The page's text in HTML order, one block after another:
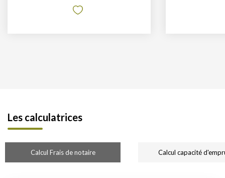
Les calculatrices
Calcul Frais de notaire Calcul capacité